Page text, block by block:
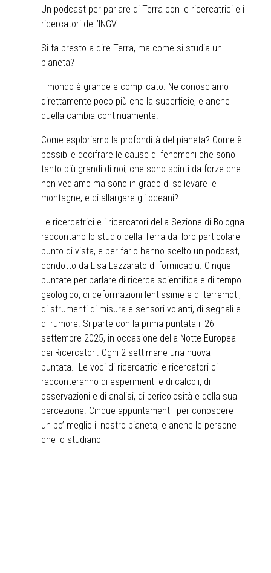
Un podcast per parlare di Terra con le ricercatrici e i
ricercatori dell’INGV.
Si fa presto a dire Terra, ma come si studia un
pianeta?
Il mondo è grande e complicato. Ne conosciamo
direttamente poco più che la superficie, e anche
quella cambia continuamente.
Come esploriamo la profondità del pianeta? Come è
possibile decifrare le cause di fenomeni che sono
tanto più grandi di noi, che sono spinti da forze che
non vediamo ma sono in grado di sollevare le
montagne, e di allargare gli oceani?
Le ricercatrici e i ricercatori della Sezione di Bologna
raccontano lo studio della Terra dal loro particolare
punto di vista, e per farlo hanno scelto un podcast,
condotto da Lisa Lazzarato di formicablu. Cinque
puntate per parlare di ricerca scientifica e di tempo
geologico, di deformazioni lentissime e di terremoti,
di strumenti di misura e sensori volanti, di segnali e
di rumore. Si parte con la prima puntata il 26
settembre 2025, in occasione della Notte Europea
dei Ricercatori. Ogni 2 settimane una nuova
puntata. Le voci di ricercatrici e ricercatori ci
racconteranno di esperimenti e di calcoli, di
osservazioni e di analisi, di pericolosità e della sua
percezione. Cinque appuntamenti per conoscere
un po’ meglio il nostro pianeta, e anche le persone
che lo studiano